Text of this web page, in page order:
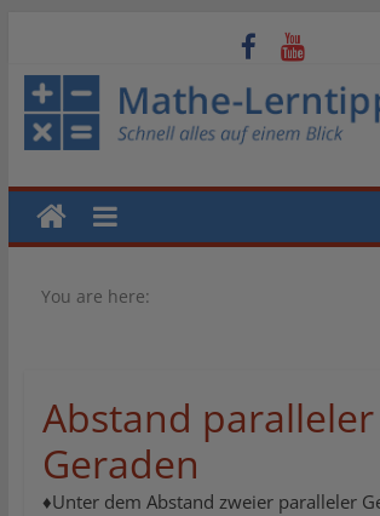
You are here:
Abstand paralleler
Geraden
♦Unter dem Abstand zweier paralleler